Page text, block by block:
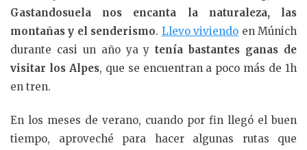
Gastandosuela nos encanta la naturaleza, las
montañas y el senderismo. Llevo viviendo en Múnich
durante casi un año ya ytenía bastantes ganas de
visitar los Alpes, que se encuentran a poco más de 1h
en tren.
En los meses de verano, cuando por fin llegó el buen
tiempo, aproveché para hacer algunas rutas que